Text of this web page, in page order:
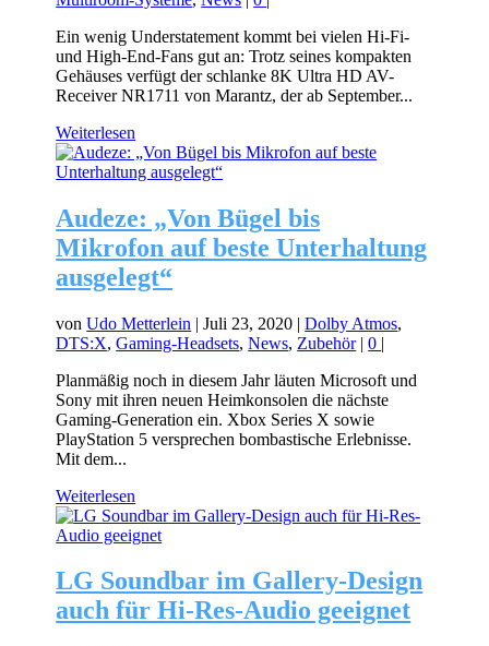
Ein wenig Understatement kommt bei vielen Hi-Fi-
und High-End-Fans gut an: Trotz seines kompakten
Gehäuses verfügt der schlanke 8K Ultra HD AV-
Receiver NR1711 von Marantz, der ab September...
Weiterlesen
Audeze: „Von Bügel bis
Mikrofon auf beste Unterhaltung
ausgelegt“
vonUdo Metterlein |Juli 23, 2020 |Dolby Atmos,
DTS:X,Gaming-Headsets,News, Zubehör|0 |
Planmäßig noch in diesem Jahr läuten Microsoft und
Sony mit ihren neuen Heimkonsolen die nächste
Gaming-Generation ein. Xbox Series X sowie
PlayStation 5 versprechen bombastische Erlebnisse.
Mit dem...
Weiterlesen
LG Soundbar im Gallery-Design
auch für Hi-Res-Audio geeignet